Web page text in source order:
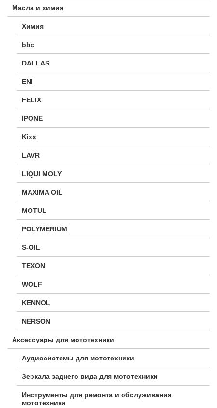
Масла и химия
Химия
bbc
DALLAS
ENI
FELIX
IPONE
Kixx
LAVR
LIQUI MOLY
MAXIMA OIL
MOTUL
POLYMERIUM
S-OIL
TEXON
WOLF
KENNOL
NERSON
Аксессуары для мототехники
Аудиосистемы для мототехники
Зеркала заднего вида для мототехники
Инструменты для ремонта и обслуживания
мототехники